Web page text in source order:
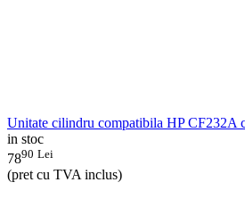
Unitate cilindru compatibila HP CF232A
in stoc
7890 Lei
(pret cu TVA inclus)